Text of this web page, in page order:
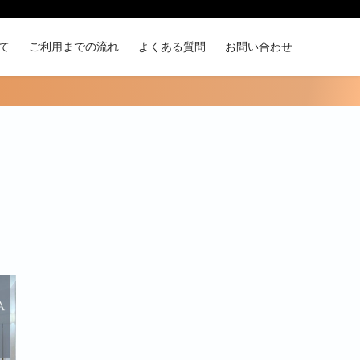
ご利用までの流れ よくある質問 お問い合わせ